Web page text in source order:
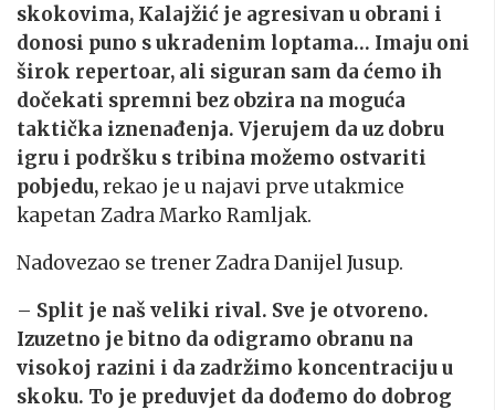
skokovima, Kalajžić je agresivan u obrani i
donosi puno s ukradenim loptama… Imaju oni
širok repertoar, ali siguran sam da ćemo ih
dočekati spremni bez obzira na moguća
taktička iznenađenja. Vjerujem da uz dobru
igru i podršku s tribina možemo ostvariti
pobjedu,rekao je u najavi prve utakmice
kapetan Zadra Marko Ramljak.
Nadovezao se trener Zadra Danijel Jusup.
– Split je naš veliki rival. Sve je otvoreno.
Izuzetno je bitno da odigramo obranu na
visokoj razini i da zadržimo koncentraciju u
skoku. To je preduvjet da dođemo do dobrog